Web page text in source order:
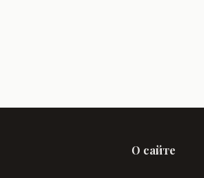
О сайте